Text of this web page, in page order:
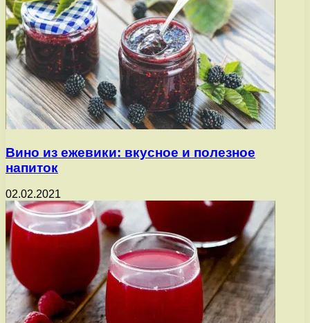
Вино из ежевики: вкусное и полезное
напиток
02.02.2021